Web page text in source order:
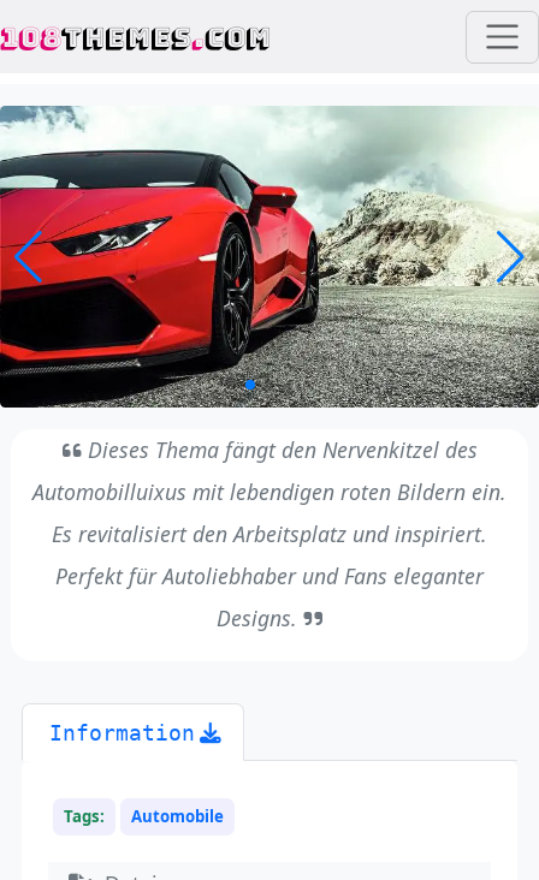
108THEMES.COM
Dieses Thema fängt den Nervenkitzel des
Automobilluixus mit lebendigen roten Bildern ein.
Es revitalisiert den Arbeitsplatz und inspiriert.
Perfekt für Autoliebhaber und Fans eleganter
Designs.
Information
Tags: Automobile